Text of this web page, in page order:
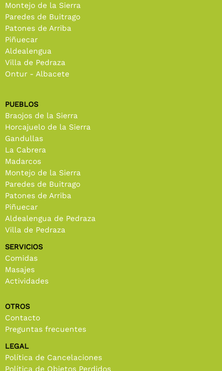
Montejo de la Sierra
Paredes de Buitrago
Patones de Arriba
Piñuecar
Aldealengua
Villa de Pedraza
Ontur - Albacete
PUEBLOS
Braojos de la Sierra
Horcajuelo de la Sierra
Gandullas
La Cabrera
Madarcos
Montejo de la Sierra
Paredes de Buitrago
Patones de Arriba
Piñuecar
Aldealengua de Pedraza
Villa de Pedraza
SERVICIOS
Comidas
Masajes
Actividades
OTROS
Contacto
Preguntas frecuentes
LEGAL
Política de Cancelaciones
Política de Objetos Perdidos